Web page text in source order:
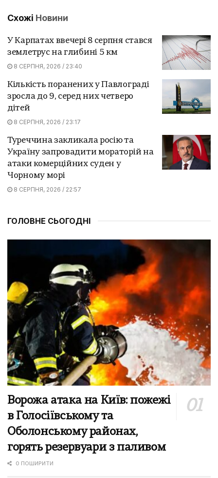
Схожі Новини
У Карпатах ввечері 8 серпня стався
землетрус на глибині 5 км
8 СЕРПНЯ, 2026 / 23:40
Кількість поранених у Павлограді
зросла до 9, серед них четверо
дітей
8 СЕРПНЯ, 2026 / 23:17
Туреччина закликала росію та
Україну запровадити мораторій на
атаки комерційних суден у
Чорному морі
8 СЕРПНЯ, 2026 / 22:57
ГОЛОВНЕ СЬОГОДНІ
Ворожа атака на Київ: пожежі
в Голосіївському та
Оболонському районах,
горять резервуари з паливом
0 ПОШИРИТИ